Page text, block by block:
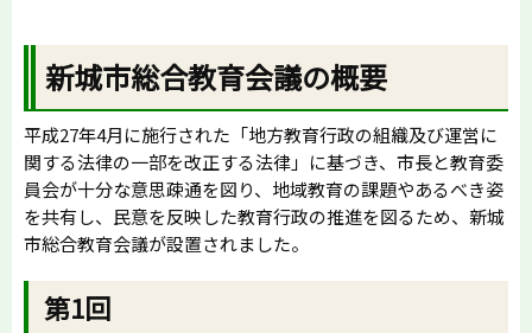
新城市総合教育会議の概要
平成27年4月に施行された「地方教育行政の組織及び運営に
関する法律の一部を改正する法律」に基づき、市長と教育委
員会が十分な意思疎通を図り、地域教育の課題やあるべき姿
を共有し、民意を反映した教育行政の推進を図るため、新城
市総合教育会議が設置されました。
第1回